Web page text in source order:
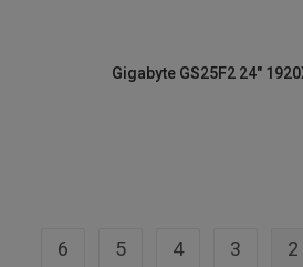
Gigabyte GS25F2 24"
2
3
4
5
6